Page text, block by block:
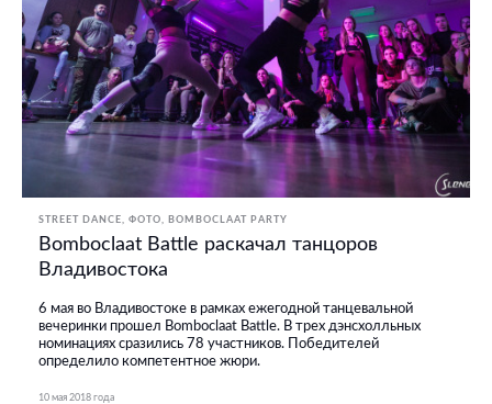
STREET DANCE ФОТО BOMBOCLAAT PARTY
Bomboclaat Battle раскачал танцоров
Владивостока
6 мая во Владивостоке в рамках ежегодной танцевальной
вечеринки прошел Bomboclaat Battle. В трех дэнсхолльных
номинациях сразились 78 участников. Победителей
определило компетентное жюри.
10 мая 2018 года